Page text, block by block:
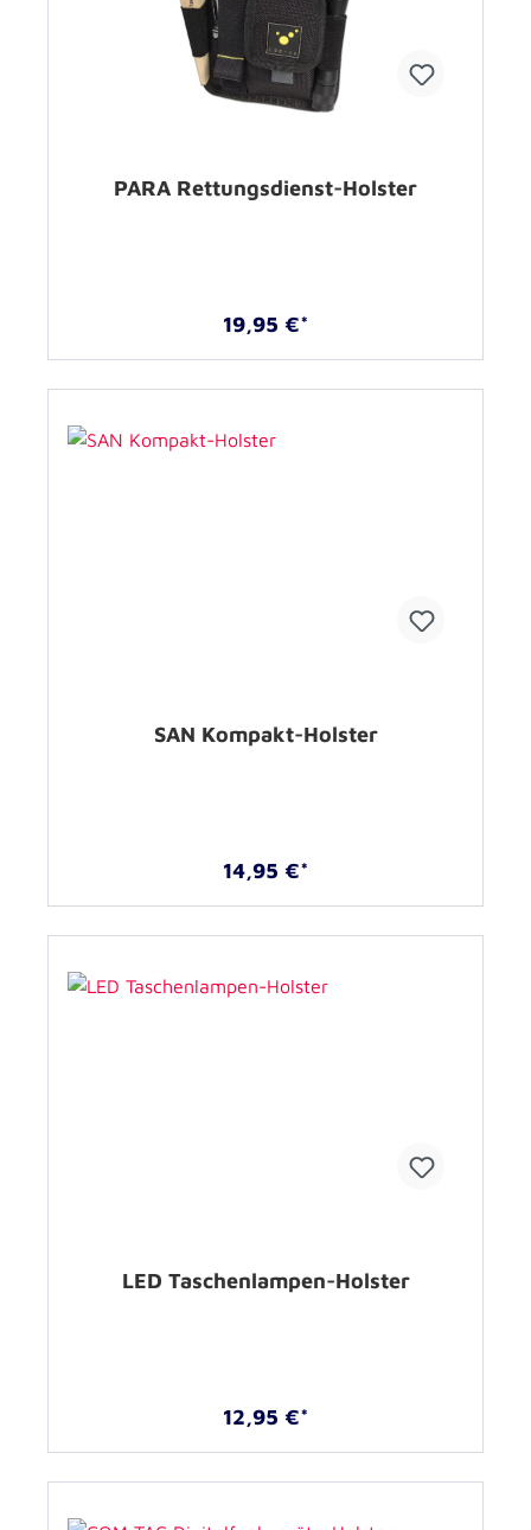
PARA Rettungsdienst-Holster
19,95 €*
SAN Kompakt-Holster
14,95 €*
LED Taschenlampen-Holster
12,95 €*